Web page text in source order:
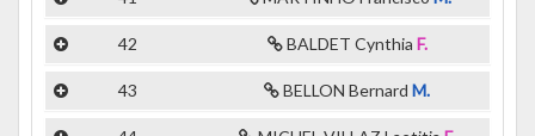
42 BALDET Cynthia F.
43 BELLON BernardM.